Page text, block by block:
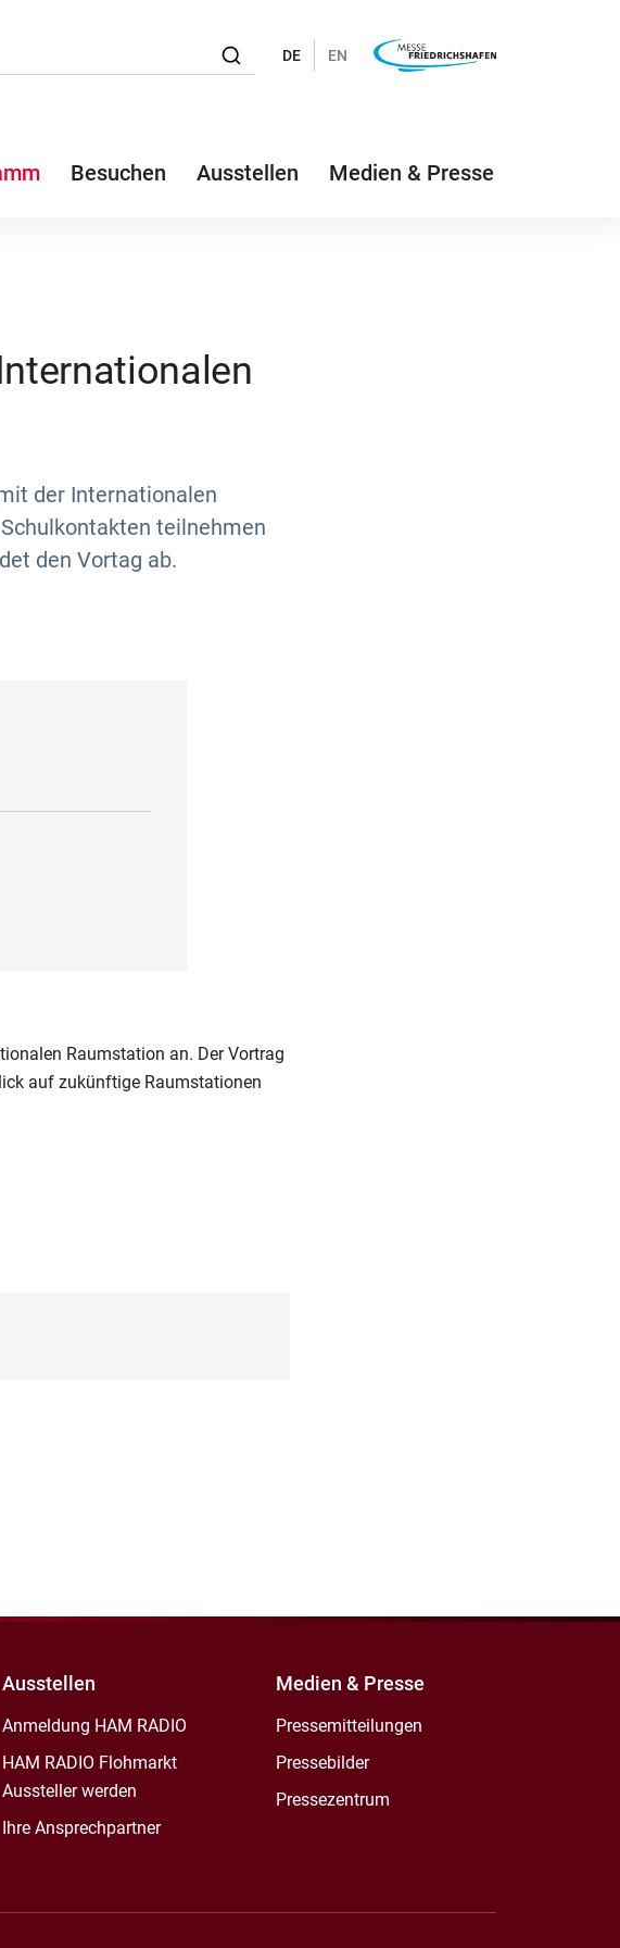
DE EN
Besuchen Ausstellen Medien & Presse
der Internationalen
teilnehmen
den Vortag ab.
Raumstation an. Der Vortrag
auf zukünftige Raumstationen
Ausstellen
Anmeldung HAM RADIO
HAM RADIO Flohmarkt
Aussteller werden
Ihre Ansprechpartner
Medien & Presse
Pressemitteilungen
Pressebilder
Pressezentrum